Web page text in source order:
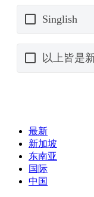
最新
新加坡
东南亚
国际
中国